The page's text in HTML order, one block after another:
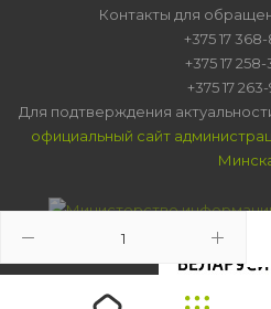
Контакты для
+375 17
+375 17
+375 17
Для подтверждения
официальный сайт